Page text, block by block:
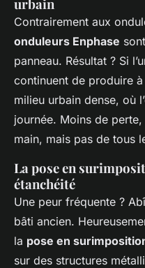
urbain
Contrairement aux
onduleurs Enphase
panneau. Résultat ? Si
continuent de produire
milieu urbain dense, où
journée. Moins de
main, mais pas de tous
La pose en
étanchéité
Une peur fréquente ?
bâti ancien.
la pose en
sur des structures